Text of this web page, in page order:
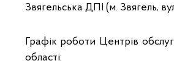
Звягельська ДПІ (м. Звягель,
Графік роботи Центрів
області: